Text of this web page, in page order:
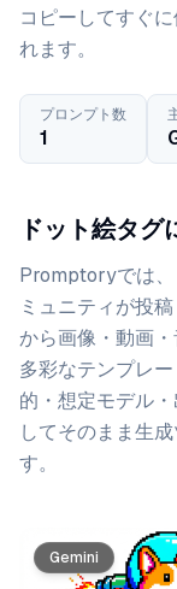
コピーしてすぐ
れます。
プロンプト数
1
ドット絵タグ
Promptoryでは、
ミュニティが投
から画像・動画
多彩なテンプレ
的・想定モデル
してそのまま生
す。
プロンプト一覧
Gemini